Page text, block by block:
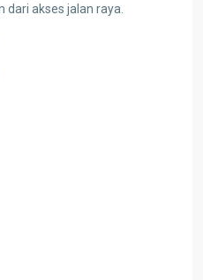
dari akses jalan raya.